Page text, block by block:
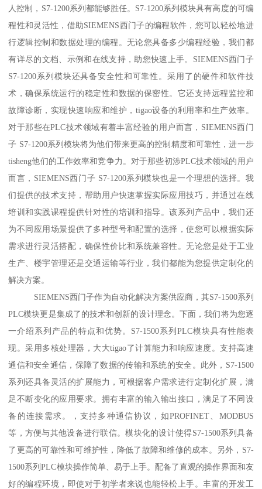
人控制，S7-1200系列都能够胜任。S7-1200系列模块具有高度的可编
程性和灵活性，借助SIEMENS西门子的编程软件，您可以轻松地进
行逻辑控制和数据处理的编程。无论您具备多少编程经验，我们都
有详尽的文档、示例和在线支持，助您快速上手。SIEMENS西门子
S7-1200系列模块还具备安全性和可靠性。采用了的硬件和软件技
术，确保系统运行的稳定性和数据的保密性。它还支持远程监控和
故障诊断，实现快速响应和维护，tigao设备的利用率和生产效率。
对于那些在PLC技术领域有着丰富经验的用户而言，SIEMENS西门
子 S7-1200系列模块将为他们带来更高的控制精度和可靠性，进一步
tisheng他们的工作效率和竞争力。对于那些初涉PLC技术领域的用户
而言，SIEMENS西门子 S7-1200系列模块也是一个理想的选择。我
们提供的技术支持，帮助用户快速掌握实际应用技巧，并通过在线
培训和实践课程提供针对性的培训和指导。该系列产品中，我们还
为不同应用场景提供了多种型号和配置的选择，使您可以根据实际
需求进行灵活搭配，确保性价比和系统兼容性。无论您是处于工业
生产、楼宇管理还是交通运输等行业，我们都能为您提供定制化的
解决方案。
SIEMENS西门子作为自动化解决方案供应商，其S7-1500系列
PLC模块更是集成了的技术和创新的设计理念。下面，我们将为您逐
一介绍系列产品的特点和优势。S7-1500系列PLC模块具有性能表
现。采用多核处理器，大大tigao了计算能力和响应速度。支持高速
通信和安全通信，保障了数据的传输和系统的安全。此外，S7-1500
系列还具备灵活的扩展能力，可根据客户需求进行定制化扩展，满
足不断变化的应用要求。拥有丰富的输入输出接口，满足了不同设
备的连接需求。，支持多种通信协议，如PROFINET、MODBUS
等，方便与其他设备进行联信。模块化的设计使得S7-1500系列具备
了更高的可靠性和可维护性，降低了故障和维修的成本。另外，S7-
1500系列PLC模块操作简单、易于上手。配备了直观的操作界面和友
好的编程环境，即使对于初学者来说也能轻松上手。丰富的开发工